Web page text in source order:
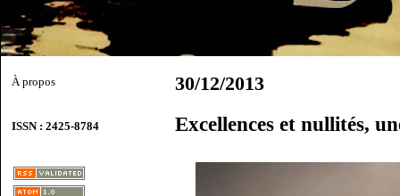
À propos
ISSN : 2425-8784
30/12/2013
Excellences et nullités,